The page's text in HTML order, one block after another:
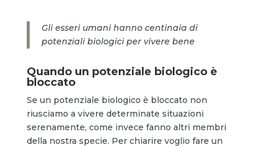
Gli esseri umani hanno centinaia di
potenziali biologici per vivere bene
Quando un potenziale biologico è
bloccato
Se un potenziale biologico è bloccato non
riusciamo a vivere determinate situazioni
serenamente, come invece fanno altri membri
della nostra specie. Per chiarire voglio fare un